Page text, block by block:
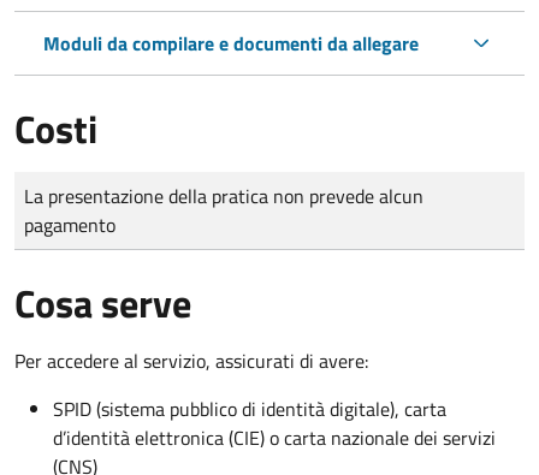
Moduli da compilare e documenti da allegare
Costi
Tipo di pagamento
Importo
La presentazione della pratica non prevede alcun
pagamento
Cosa serve
Per accedere al servizio, assicurati di avere:
SPID (sistema pubblico di identità digitale), carta
d’identità elettronica (CIE) o carta nazionale dei servizi
(CNS)